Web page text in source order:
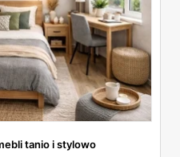
tanio i stylowo